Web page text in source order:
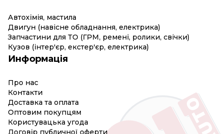
Автохімія, мастила
Двигун (навісне обладнання, електрика)
Запчастини для ТО (ГРМ, ремені, ролики, свічки)
Кузов (інтер'єр, екстер'єр, електрика)
Информація
Про нас
Контакти
Доставка та оплата
Оптовим покупцям
Користувацька угода
Договір публичної оферти